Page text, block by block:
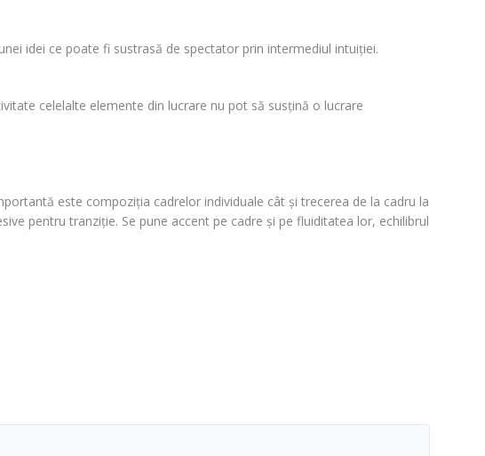
idei ce poate fi sustrasă de spectator prin intermediul intuiţiei.
celelalte elemente din lucrare nu pot să susţină o lucrare
este compoziţia cadrelor individuale cât şi trecerea de la cadru la
pentru tranziţie. Se pune accent pe cadre şi pe fluiditatea lor, echilibrul